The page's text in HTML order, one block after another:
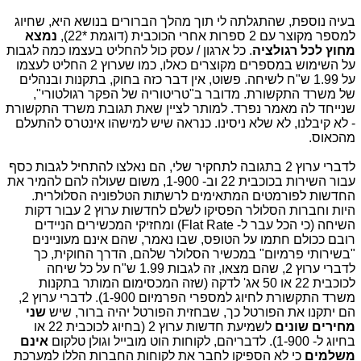
בעיה נוספת, שהתגלתה לי תוך מהלך הברורים בנושא היא, שחיוג
למספר מקוצר עם 2 ספרות אחרי הכוכבית (דוגמת *22),
נמצא
מחוץ לכל רגולציה. כל ארגון / עסק כול להחליט בעצמו כמה לגבות
על השימוש במספרים מקוצרים כאלו, כמו שערוץ 2 החליט לעצמו
על 1.99 ש"ח לשיחה. פשוט, אין דבר כזה בחוק, בתקנות ובנהלים
של משרד התקשורת. מדובר ב"טריטוריה של הפקר רגולטורי",
שנייחד לה מאמר נפרד. למותר לציין שאת תגובת משרד התקשורת
- לא קיבלנו, לא שלא ניסינו. כנראה שיש למישהו אינטרס להתעלם
מהכאוס.
לדברי ערוץ 2 בתגובה לתחקיר שלי, הם נאלצו להתחיל לגבות כסף
עבור השירות בכוכבית 22 וב- 1-900, משום שעולה להם להמיר את
החדשות לפורמטים המתאימים לרשתות הטלפוניה הסלולרית.
היות וחברות הסלולר הפסיקו לשלם לחדשות ערוץ 2 עבור דקות
השיחה (כי הכל עבר ל- Flat Rate) ומחזיקי המכשירים הניידים
רובם ככולם חתמו על הטופס, שבו נאמר, שהם אינם מעוניינים
"בשירותי פרמיום" במכשיר הסלולר שלהם, הדרך החוקית, כך
לדברי ערוץ 2, שהם מצאו, זה לגבות 1.99 ש"ח על כל שיחה
לכוכבית 22 או 50 אג' לדקה (שזה המכסימום המותר בתקנות
משרד התקשורת לחיוג למספרי הפרמיום 1-900). לדברי ערוץ 2,
הם יתקנו את הפורטל כך, שבחזית הפורטל יהיה ברור, שיש שני
מחירים שונים
לשמיעת חדשות ערוץ 2 (בחיוג לכוכבית 22 או
בחיוג ל- 1-900). לדבריהם, לקוחות הוט מובייל וגולן טלקום
אינם
משלמים כי לא הספיקו לחבר את לקוחות החברות הללו למערכת